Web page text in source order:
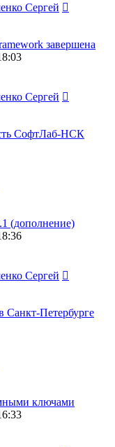
Сергей
завершена
Сергей
СофтЛаб-НСК
(дополнение)
Сергей
Петербурге
ключами